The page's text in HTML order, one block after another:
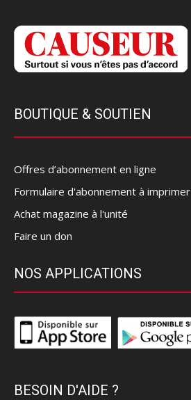
BOUTIQUE & SOUTIEN
Offres d’abonnement en ligne
Formulaire d'abonnement à imprimer
Achat magazine à l'unité
Faire un don
NOS APPLICATIONS
BESOIN D'AIDE ?